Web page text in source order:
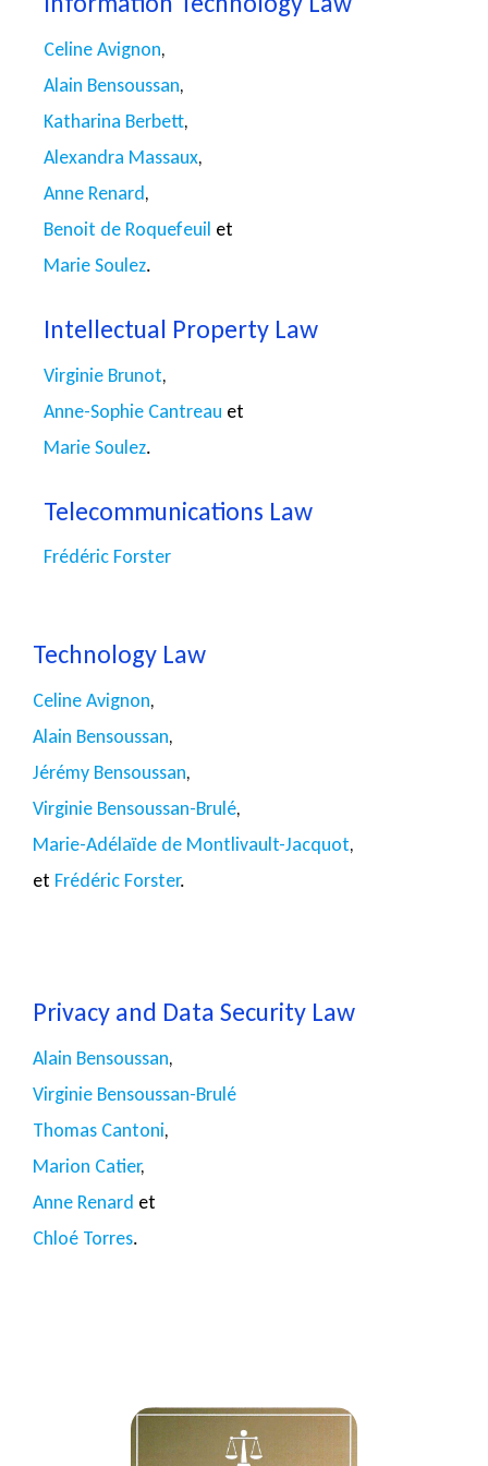
Technology Law
Celine Avignon,
Alain Bensoussan,
Jérémy Bensoussan,
Virginie Bensoussan-Brulé,
Marie-Adélaïde de Montlivault-Jacquot,
et Frédéric Forster.
Privacy and Data Security Law
Alain Bensoussan,
Virginie Bensoussan-Brulé
Thomas Cantoni,
Marion Catier,
Anne Renard et
Chloé Torres.
Celine Avignon,
Alain Bensoussan,
Katharina Berbett,
Alexandra Massaux,
Anne Renard,
Benoit de Roquefeuil et
Marie Soulez.
Intellectual Property Law
Virginie Brunot,
Anne-Sophie Cantreau et
Marie Soulez.
Telecommunications Law
Frédéric Forster